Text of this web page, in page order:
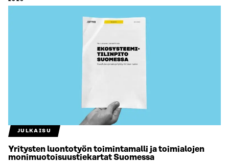
JULKAISU
Yritysten luontotyön toimintamalli ja toimialojen
monimuotoisuustiekartat Suomessa